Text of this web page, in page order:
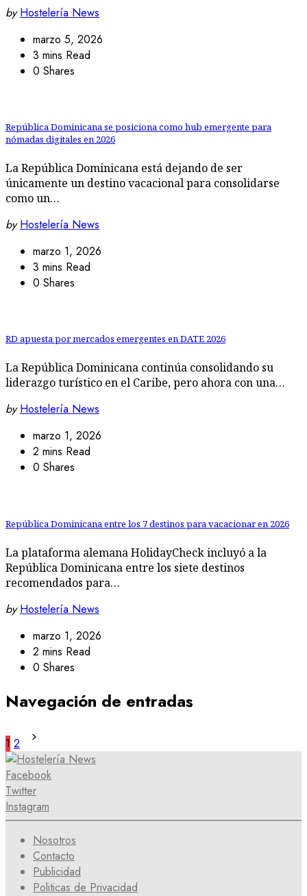
by Hostelería News
marzo 5, 2026
3 mins Read
0 Shares
República Dominicana se posiciona como hub emergente para
nómadas digitales en 2026
La República Dominicana está dejando de ser
únicamente un destino vacacional para consolidarse
como un…
by Hostelería News
marzo 1, 2026
3 mins Read
0 Shares
RD apuesta por mercados emergentes en DATE 2026
La República Dominicana continúa consolidando su
liderazgo turístico en el Caribe, pero ahora con una…
by Hostelería News
marzo 1, 2026
2 mins Read
0 Shares
República Dominicana entre los 7 destinos para vacacionar en 2026
La plataforma alemana HolidayCheck incluyó a la
República Dominicana entre los siete destinos
recomendados para…
by Hostelería News
marzo 1, 2026
2 mins Read
0 Shares
Navegación de entradas
1 2
Facebook
Twitter
Instagram
Nosotros
Contacto
Publicidad
Politicas de Privacidad